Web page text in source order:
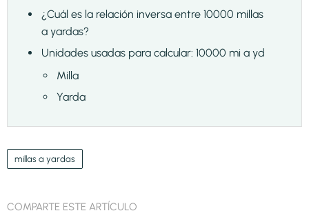
¿Cuál es la relación inversa entre 10000 millas
a yardas?
Unidades usadas para calcular: 10000 mi a yd
Milla
Yarda
millas a yardas
COMPARTE ESTE ARTÍCULO